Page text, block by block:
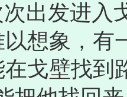
发进入
想象，有
戈壁找到